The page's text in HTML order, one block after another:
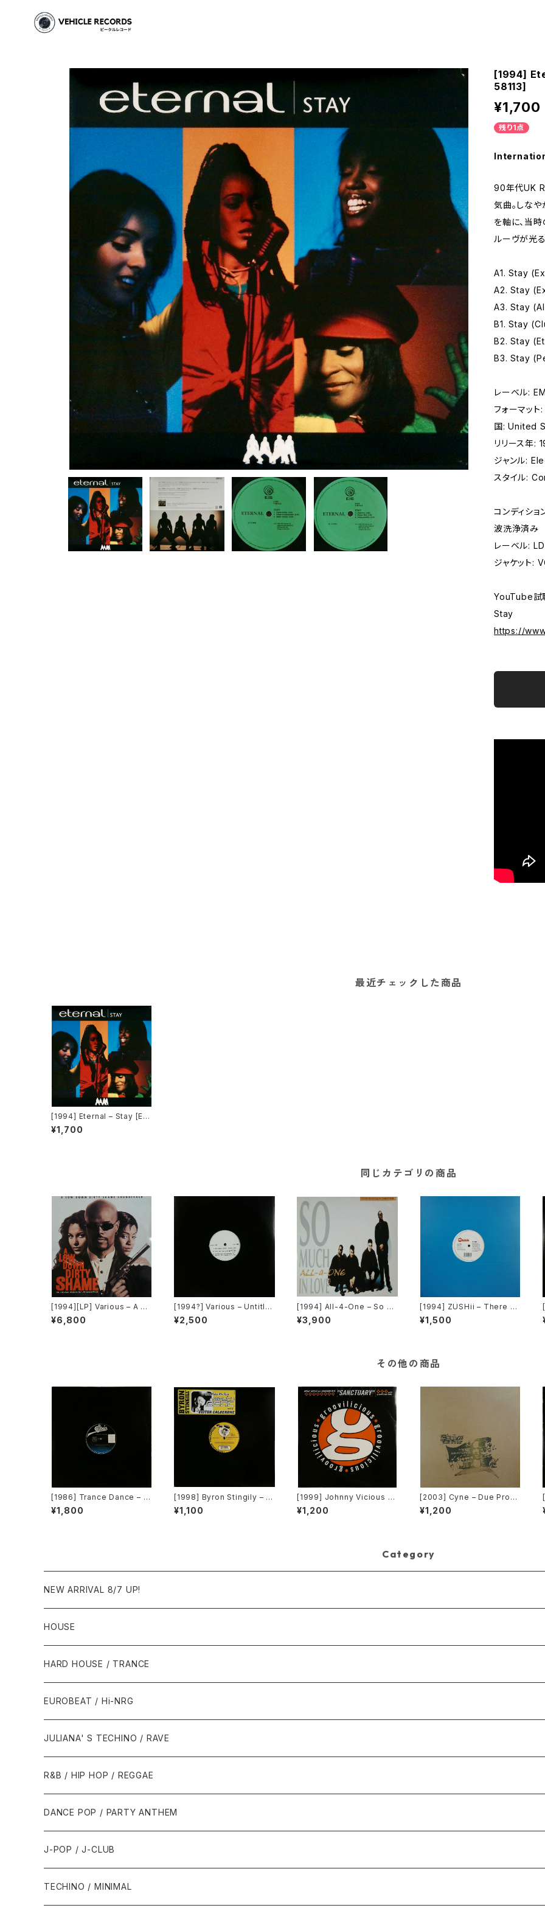
[1994]
58113]
¥1,700
残り1点
90年代UK
気曲。しな
を軸に、当
ルーヴが光
A1. Stay
A2. Stay
A3. Stay
B1. Stay
B2. Stay
B3. Stay
レーベル:
フォーマッ
国: United
リリース年:
ジャンル:
スタイル:
コンディシ
波洗浄済み
レーベル:
ジャケット:
YouTube試
Stay
https://
最近チェックした商品
[1994] Eternal – Stay [EM
I Records USA][Y-58113]
¥1,700
同じカテゴリの商品
[1994][LP] Various – A Lo
w Down Dirty Shame (Th
e Original Motion Picture
¥6,800
[1994?] Various – Untitle
d (Nas – Lifes A Bitch) [N
ot On Label][PROMO]
¥2,500
[1994] All-4-One – So M
uch In Love [Atlantic]
¥3,900
[1994] ZUSHii – There Ai
n't Enough Love ('94 Re
mix) / Surprise Surprise
¥1,500
その他の商品
[1986] Trance Dance – D
o The Dance [Epic]
¥1,800
[1998] Byron Stingily – Y
ou Make Me Feel (Might
y Real) [Nervous Record
¥1,100
[1999] Johnny Vicious F
eat. Dangerous Dave – S
anctuary [Groovilicious]
¥1,200
[2003] Cyne – Due Progr
ess [Botanica Del Jibar
o]
¥1,200
Category
NEW ARRIVAL 8/7 UP!
HOUSE
1980年代
1987年・以前
1988年
1990年代
1990年
1991年
2000年代
2000年
2001年
2010年代
2010年
2011年
HARD HOUSE / TRANCE
1990年代
1994年・以前
1995年
2000年代
2000年
2001年
EUROBEAT / Hi-NRG
1980年代
1986年・以前
1987年
1990年代
1990年
1991年
2000年代
JULIANA' S TECHINO / RAVE
1990年代
1990年
1991年
2000年代
2000年
2001年
R&B / HIP HOP / REGGAE
1980年代
1985年・以前
1986年
1990年代
1990年
2000年代
DANCE POP / PARTY ANTHEM
1980年代
1988年・以前
1990年代
J-POP / J-CLUB
1980年代
TECHINO / MINIMAL